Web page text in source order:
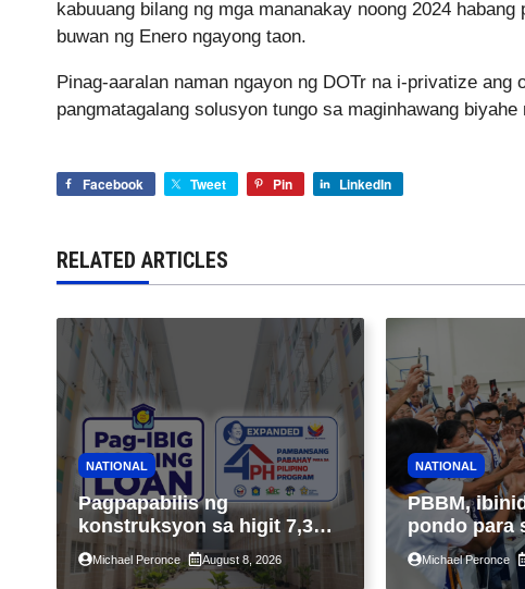
kabuuang bilang ng mga mananakay noong 2024
buwan ng Enero ngayong taon.
Pinag-aaralan naman ngayon ng DOTr na i-privatize
pangmatagalang solusyon tungo sa maginhawang biyahe
Facebook Tweet Pin LinkedIn
RELATED ARTICLES
NATIONAL
Pagpapabilis ng
konstruksyon sa higit 7,300
kabahayan sa ilalim ng
Expanded 4PH, posible na
Michael Peronce August 8, 2026
NATIONAL
PBBM,
pondo para
ngayong
sa
Michael Peronce